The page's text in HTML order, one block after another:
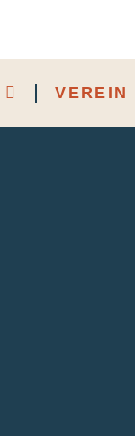
VEREIN